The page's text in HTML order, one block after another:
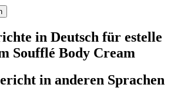
in Deutsch für estelle
Soufflé Body Cream
in anderen Sprachen